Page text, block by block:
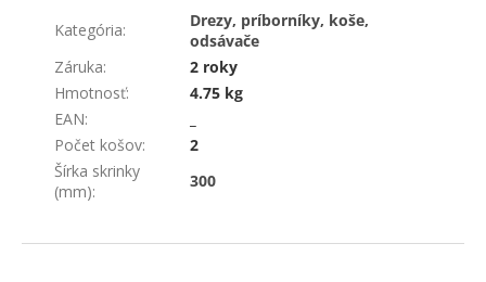
Kategória:
Drezy, príborníky, koše,
odsávače
Záruka:
2 roky
Hmotnosť:
4.75 kg
EAN:
Počet košov:
2
Šírka skrinky
(mm):
300
ZÁPÄTIE